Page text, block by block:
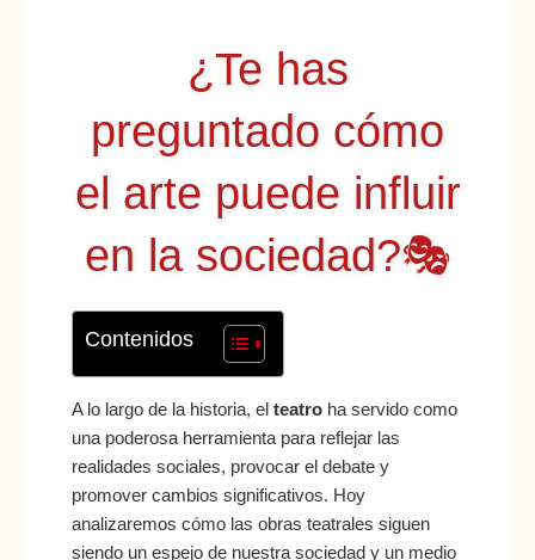
¿Te has
preguntado cómo
el arte puede influir
en la sociedad?🎭
Contenidos
A lo largo de la historia, el teatro ha servido como
una poderosa herramienta para reflejar las
realidades sociales, provocar el debate y
promover cambios significativos. Hoy
analizaremos cómo las obras teatrales siguen
siendo un espejo de nuestra sociedad y un medio